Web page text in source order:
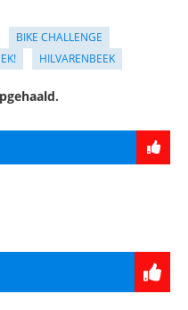
BIKE CHALLENGE
HILVARENBEEK